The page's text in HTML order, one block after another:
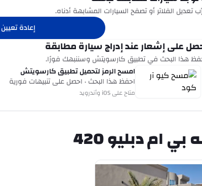
تعديل الفلاتر أو تصفح السيارات المشابهة أدناه.
إعادة تعيين
على إشعار عند إدراج سيارة مطابقة
هذا البحث في تطبيق كارسويتش وسننبهك فورًا.
امسح الرمز لتحميل تطبيق كارسويتش
احفظ هذا البحث · احصل على تنبيهات فورية
متاح على iOS وأندرويد
ام دبليو 420